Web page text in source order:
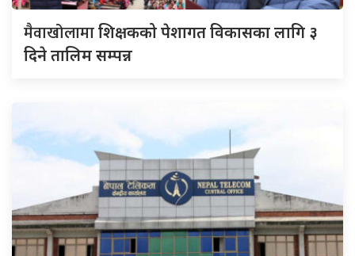
मैवाखोलामाशिक्षकको पेशागत विकासका लागि ३
दिने तालिम सम्पन्न